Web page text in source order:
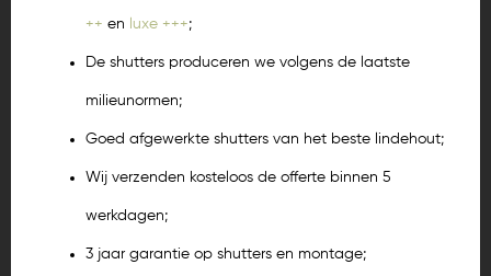
++ en luxe +++;
De shutters produceren we volgens de laatste
milieunormen;
Goed afgewerkte shutters van het beste lindehout;
Wij verzenden kosteloos de offerte binnen 5
werkdagen;
3 jaar garantie op shutters en montage;